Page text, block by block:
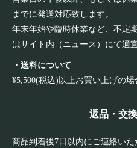
までに発送対応致します。
年末年始や臨時休業など、不定
はサイト内（ニュース）にて適
・送料について
¥5,500(税込)以上お買い上げの場
返品・交
商品到着後7日以内にご連絡い